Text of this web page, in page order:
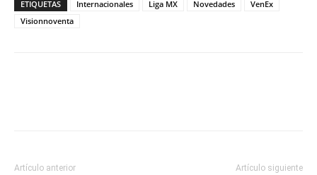
ETIQUETAS Internacionales Liga MX Novedades
VenEx
Visionnoventa
Artículo anterior Artículo siguiente